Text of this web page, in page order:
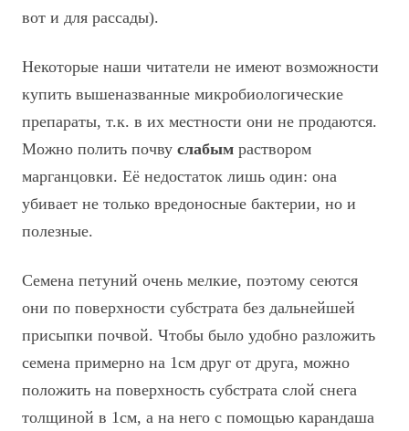
вот и для рассады).
Некоторые наши читатели не имеют возможности
купить вышеназванные микробиологические
препараты, т.к. в их местности они не продаются.
Можно полить почву слабым раствором
марганцовки. Её недостаток лишь один: она
убивает не только вредоносные бактерии, но и
полезные.
Семена петуний очень мелкие, поэтому сеются
они по поверхности субстрата без дальнейшей
присыпки почвой. Чтобы было удобно разложить
семена примерно на 1см друг от друга, можно
положить на поверхность субстрата слой снега
толщиной в 1см, а на него с помощью карандаша